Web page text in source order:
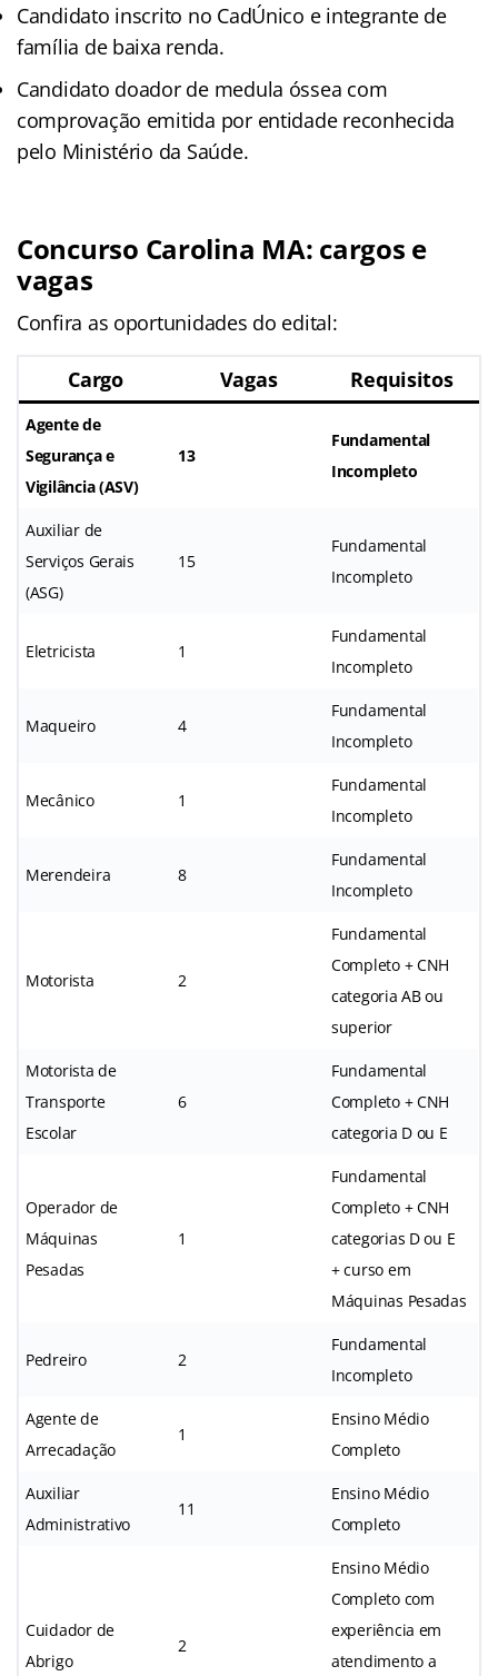
Candidato inscrito no CadÚnico e integrante de
família de baixa renda.
Candidato doador de medula óssea com
comprovação emitida por entidade reconhecida
pelo Ministério da Saúde.
Concurso Carolina MA: cargos e
vagas
Confira as oportunidades do edital:
Cargo Vagas Requisitos
Agente de
Segurança e
Vigilância (ASV)
13
Fundamental
Incompleto
Auxiliar de
Serviços Gerais
(ASG)
15
Fundamental
Incompleto
Eletricista 1
Fundamental
Incompleto
Maqueiro 4
Fundamental
Incompleto
Mecânico 1
Fundamental
Incompleto
Merendeira 8
Fundamental
Incompleto
Motorista 2
Fundamental
Completo + CNH
categoria AB ou
superior
Motorista de
Transporte
Escolar
6
Fundamental
Completo + CNH
categoria D ou E
Operador de
Máquinas
Pesadas
1
Fundamental
Completo + CNH
categorias D ou E
+ curso em
Máquinas Pesadas
Pedreiro 2
Fundamental
Incompleto
Agente de
Arrecadação
1
Ensino Médio
Completo
Auxiliar
Administrativo
11
Ensino Médio
Completo
Cuidador de
Abrigo
2
Ensino Médio
Completo com
experiência em
atendimento a